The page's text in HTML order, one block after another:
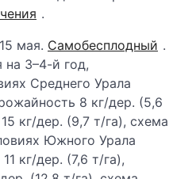
.
мая. Самобесплодный .
3–4-й год,
Среднего Урала
8 кг/дер. (5,6
кг/дер. (9,7 т/га), схема
Южного Урала
кг/дер. (7,6 т/га),